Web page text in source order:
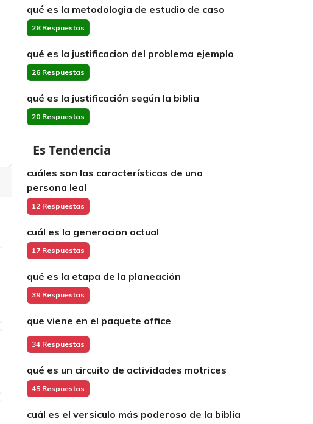
qué es la metodologia de estudio de caso
28 Respuestas
qué es la justificacion del problema ejemplo
26 Respuestas
qué es la justificación según la biblia
20 Respuestas
Es Tendencia
cuáles son las características de una
persona leal
12 Respuestas
cuál es la generacion actual
17 Respuestas
qué es la etapa de la planeación
39 Respuestas
que viene en el paquete office
34 Respuestas
qué es un circuito de actividades motrices
45 Respuestas
cuál es el versiculo más poderoso de la biblia